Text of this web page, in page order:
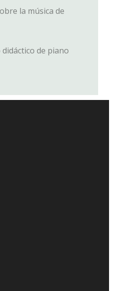
la música de
de piano